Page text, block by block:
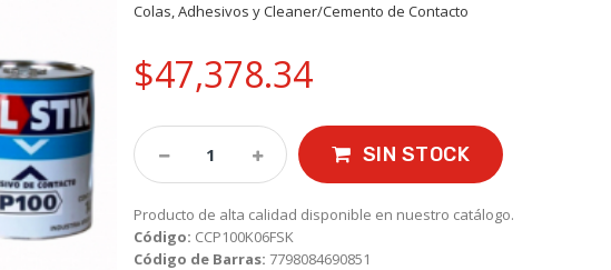
Colas, Adhesivos y Cleaner/Cemento de Contacto
$47,378.34
SIN STOCK
Producto de alta calidad disponible en nuestro catálogo.
Código: CCP100K06FSK
Código de Barras: 7798084690851